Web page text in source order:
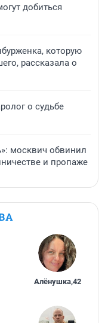
добиться
которую
рассказала о
о судьбе
москвич обвинил
и пропаже
Алёнушка,42